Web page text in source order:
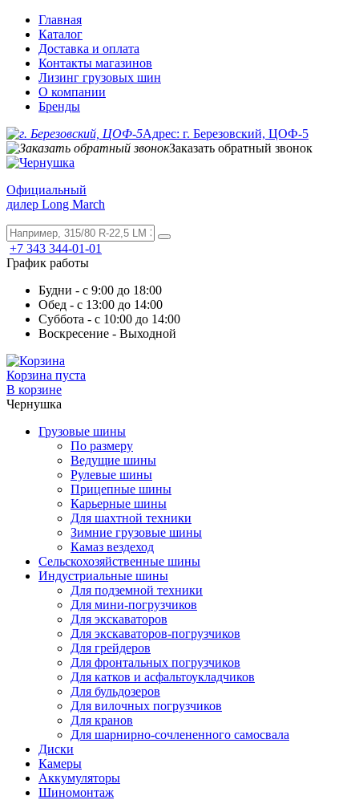
Главная
Каталог
Доставка и оплата
Контакты магазинов
Лизинг грузовых шин
О компании
Бренды
Адрес: г. Березовский, ЦОФ-5
Заказать обратный звонок
Официальный
дилер Long March
+7 343 344-01-01
График работы
Будни - с 9:00 до 18:00
Обед - с 13:00 до 14:00
Суббота - с 10:00 до 14:00
Воскресение - Выходной
Корзина пуста
В корзине
Чернушка
Грузовые шины
По размеру
Ведущие шины
Рулевые шины
Прицепные шины
Карьерные шины
Для шахтной техники
Зимние грузовые шины
Камаз вездеход
Сельскохозяйственные шины
Индустриальные шины
Для подземной техники
Для мини-погрузчиков
Для экскаваторов
Для экскаваторов-погрузчиков
Для грейдеров
Для фронтальных погрузчиков
Для катков и асфальтоукладчиков
Для бульдозеров
Для вилочных погрузчиков
Для кранов
Для шарнирно-сочлененного самосвала
Диски
Камеры
Аккумуляторы
Шиномонтаж